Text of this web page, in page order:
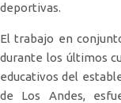
deportivas.
El trabajo en
durante los últimos
educativos del
de Los Andes,